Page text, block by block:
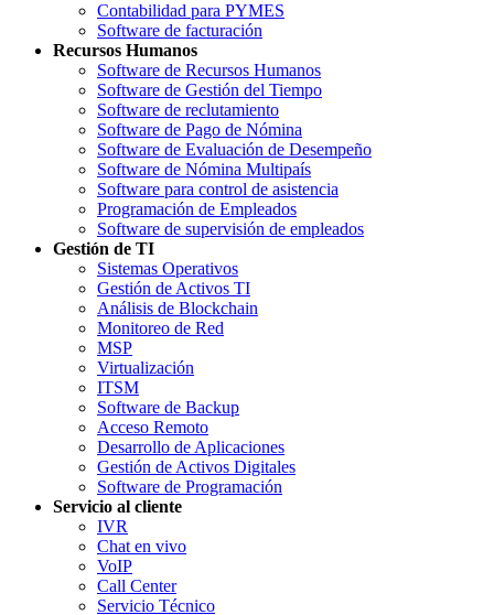
Contabilidad para PYMES
Software de facturación
Recursos Humanos
Software de Recursos Humanos
Software de Gestión del Tiempo
Software de reclutamiento
Software de Pago de Nómina
Software de Evaluación de Desempeño
Software de Nómina Multipaís
Software para control de asistencia
Programación de Empleados
Software de supervisión de empleados
Gestión de TI
Sistemas Operativos
Gestión de Activos TI
Análisis de Blockchain
Monitoreo de Red
MSP
Virtualización
ITSM
Software de Backup
Acceso Remoto
Desarrollo de Aplicaciones
Gestión de Activos Digitales
Software de Programación
Servicio al cliente
IVR
Chat en vivo
VoIP
Call Center
Servicio Técnico